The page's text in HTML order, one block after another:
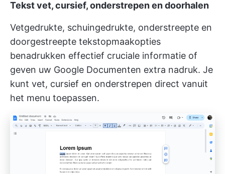
Tekst vet, cursief, onderstrepen en doorhalen
Vetgedrukte, schuingedrukte, onderstreepte en
doorgestreepte tekstopmaakopties
benadrukken effectief cruciale informatie of
geven uw Google Documenten extra nadruk. Je
kunt vet, cursief en onderstrepen direct vanuit
het menu toepassen.